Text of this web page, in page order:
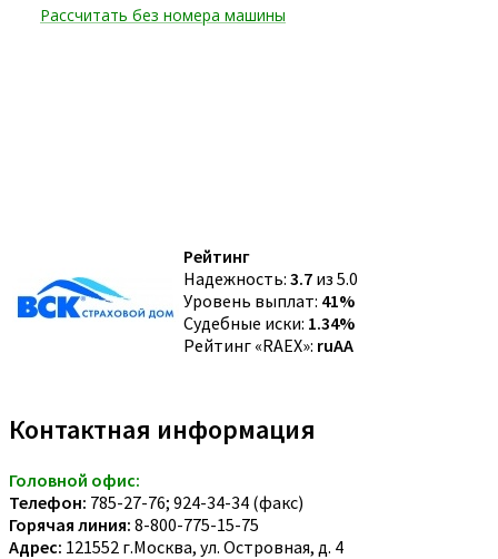
Рейтинг
Надежность: 3.7 из 5.0
Уровень выплат: 41%
Судебные иски: 1.34%
Рейтинг «RAEX»: ruAA
Контактная информация
Головной офис:
Телефон: 785-27-76; 924-34-34 (факс)
Горячая линия: 8-800-775-15-75
Адрес: 121552 г.Москва, ул. Островная, д. 4